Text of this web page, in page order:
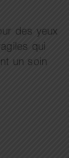
des yeux
qui
un soin